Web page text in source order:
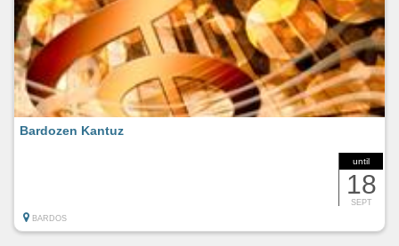
until
18
SEPT
Bardozen Kantuz
BARDOS